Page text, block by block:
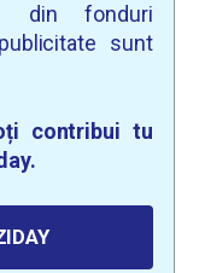
din fonduri
sunt
contribui tu